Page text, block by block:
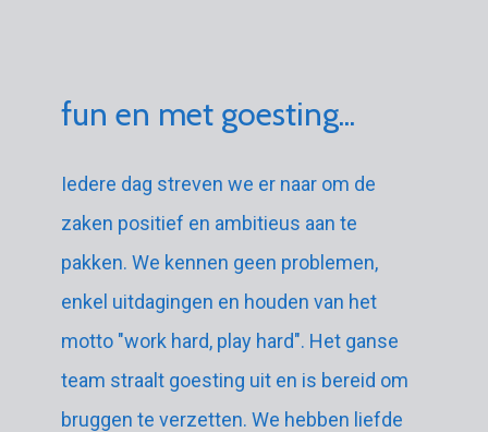
fun en met goesting...
Iedere dag streven we er naar om de
zaken positief en ambitieus aan te
pakken. We kennen geen problemen,
enkel uitdagingen en houden van het
motto "work hard, play hard". Het ganse
team straalt goesting uit en is bereid om
bruggen te verzetten. We hebben liefde